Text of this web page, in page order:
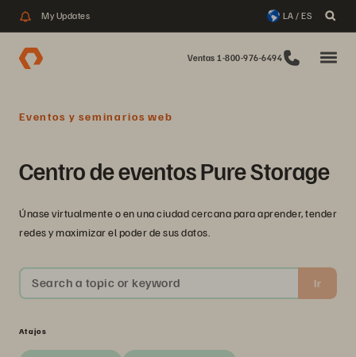
My Updates LA / ES
Ventas 1-800-976-6494
Eventos y seminarios web
Centro de eventos Pure Storage
Únase virtualmente o en una ciudad cercana para aprender, tender
redes y maximizar el poder de sus datos.
Search a topic or keyword Ir
Atajos